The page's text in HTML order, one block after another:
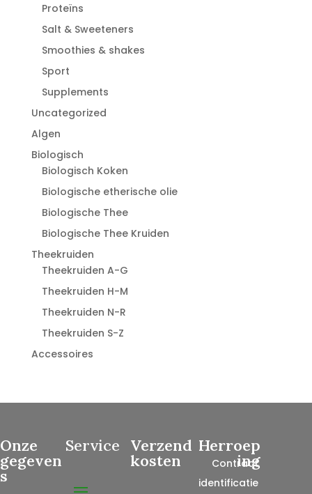
Proteïns
Salt & Sweeteners
Smoothies & shakes
Sport
Supplements
Uncategorized
Algen
Biologisch
Biologisch Koken
Biologische etherische olie
Biologische Thee
Biologische Thee Kruiden
Theekruiden
Theekruiden A-G
Theekruiden H-M
Theekruiden N-R
Theekruiden S-Z
Accessoires
Onze
gegeven
s
Service Verzend
kosten
Herroep
ing
Contract
identificatie